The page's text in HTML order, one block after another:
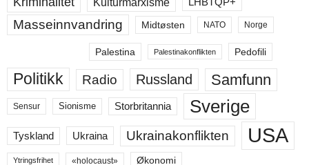
Masseinnvandring Midtøsten NATO Norge
Palestina Palestinakonflikten Pedofili
Politikk Radio Russland Samfunn
Sensur Sionisme Storbritannia Sverige
Tyskland Ukraina Ukrainakonflikten USA
Ytringsfrihet «holocaust» Økonomi